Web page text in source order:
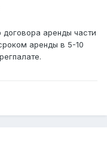
договора аренды части
аренды в 5-10